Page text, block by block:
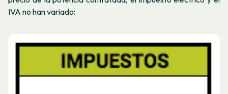
IVA no han variado: